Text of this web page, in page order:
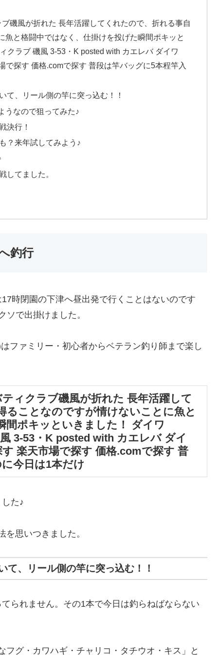
磯風が折れた 長年活躍してくれたので、折れる事自
と格闘中ではなく、仕掛けを投げた瞬間ポキッと
クラブ 磯風 3-53・K posted with カエレバ ダイワ
探す 価格.comで探す 普段は竿バッグに5本程竿入
て、リール側の竿に突っ込む！！
うなので狙ってみた♪
決行！
？来年試してみよう♪
してました。
釣行
時閉園の下津へ昼出発で行くことはないのです
で出掛けました。
ファミリー・初心者からベテラン釣り師まで楽し
ィクラブ磯風が折れた 長年活躍して
ることなのですが情けないことに魚と
間ポキッといきました！ ダイワ
3-53・K posted with カエレバ ダイ
楽天市場で探す 価格.comで探す 普
今日は1本だけ
た♪
を思いつきました。
て、リール側の竿に突っ込む！！
られません。その1本で今日は釣らねばならない
グ・カワハギ・チャリコ・タチウオ・キス」と